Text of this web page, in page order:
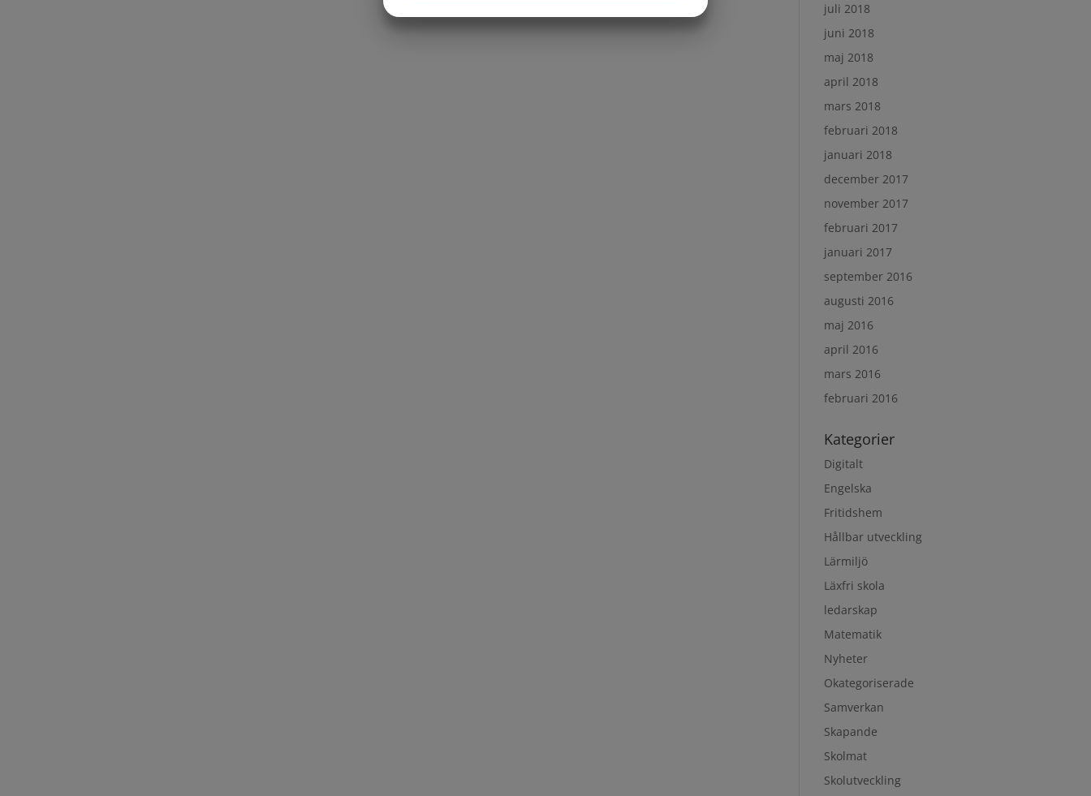
juli 2018
juni 2018
maj 2018
april 2018
mars 2018
februari 2018
januari 2018
december 2017
november 2017
februari 2017
januari 2017
september 2016
augusti 2016
maj 2016
april 2016
mars 2016
februari 2016
Kategorier
Digitalt
Engelska
Fritidshem
Hållbar utveckling
Lärmiljö
Läxfri skola
ledarskap
Matematik
Nyheter
Okategoriserade
Samverkan
Skapande
Skolmat
Skolutveckling